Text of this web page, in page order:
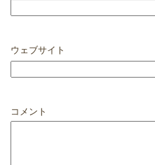
ウェブサイト
コメント